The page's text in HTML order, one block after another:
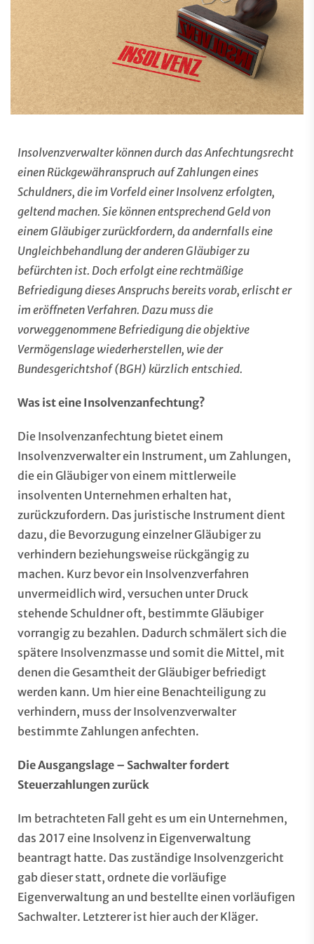
Insolvenzverwalter können durch das Anfechtungsrecht
einen Rückgewähranspruch auf Zahlungen eines
Schuldners, die im Vorfeld einer Insolvenz erfolgten,
geltend machen. Sie können entsprechend Geld von
einem Gläubiger zurückfordern, da andernfalls eine
Ungleichbehandlung der anderen Gläubiger zu
befürchten ist. Doch erfolgt eine rechtmäßige
Befriedigung dieses Anspruchs bereits vorab, erlischt er
im eröffneten Verfahren. Dazu muss die
vorweggenommene Befriedigung die objektive
Vermögenslage wiederherstellen, wie der
Bundesgerichtshof (BGH) kürzlich entschied.
Was ist eine Insolvenzanfechtung?
Die Insolvenzanfechtung bietet einem
Insolvenzverwalter ein Instrument, um Zahlungen,
die ein Gläubiger von einem mittlerweile
insolventen Unternehmen erhalten hat,
zurückzufordern. Das juristische Instrument dient
dazu, die Bevorzugung einzelner Gläubiger zu
verhindern beziehungsweise rückgängig zu
machen. Kurz bevor ein Insolvenzverfahren
unvermeidlich wird, versuchen unter Druck
stehende Schuldner oft, bestimmte Gläubiger
vorrangig zu bezahlen. Dadurch schmälert sich die
spätere Insolvenzmasse und somit die Mittel, mit
denen die Gesamtheit der Gläubiger befriedigt
werden kann. Um hier eine Benachteiligung zu
verhindern, muss der Insolvenzverwalter
bestimmte Zahlungen anfechten.
Die Ausgangslage – Sachwalter fordert
Steuerzahlungen zurück
Im betrachteten Fall geht es um ein Unternehmen,
das 2017 eine Insolvenz in Eigenverwaltung
beantragt hatte. Das zuständige Insolvenzgericht
gab dieser statt, ordnete die vorläufige
Eigenverwaltung an und bestellte einen vorläufigen
Sachwalter. Letzterer ist hier auch der Kläger.